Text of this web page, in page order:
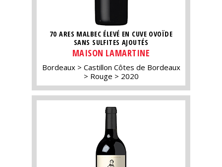
70 ARES MALBEC ÉLEVÉ EN CUVE OVOÏDE
SANS SULFITES AJOUTÉS
MAISON LAMARTINE
Bordeaux
Castillon Côtes de Bordeaux
Rouge
2020